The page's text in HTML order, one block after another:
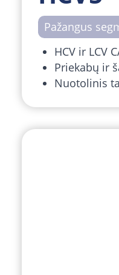
Pažangus
HCV ir LCV
Priekabų ir
Nuotolinis